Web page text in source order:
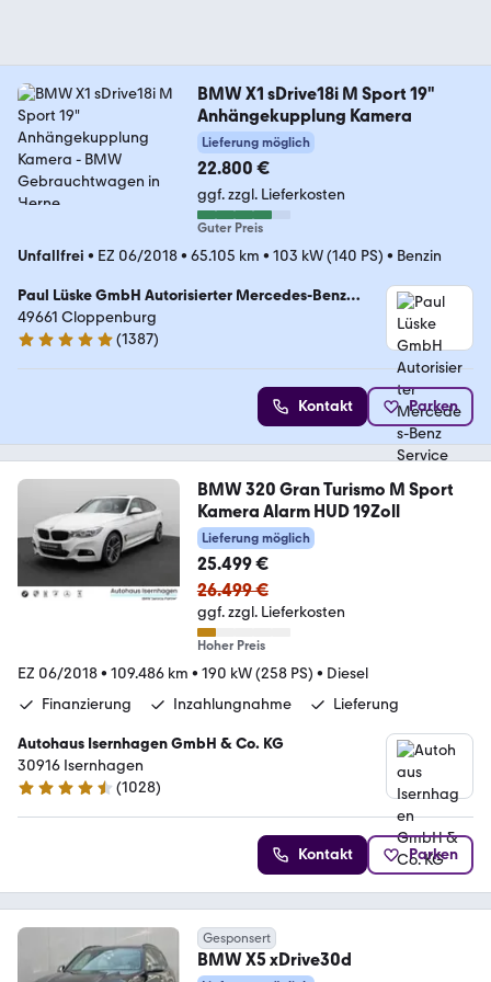
BMW X1 sDrive18i M Sport 19"
Anhängekupplung Kamera
Lieferung möglich
22.800 €
ggf. zzgl. Lieferkosten
Guter Preis
Unfallfrei • EZ 06/2018• 65.105 km • 103 kW (140 PS) • Benzin
Paul Lüske GmbH Autorisierter Mercedes-Benz
Service & Junge Sterne Verkauf
49661 Cloppenburg
4.9 Sterne
(1387)
Kontakt Parken
BMW 320 Gran Turismo M Sport
Kamera Alarm HUD 19Zoll
Lieferung möglich
25.499 €
26.499 €
ggf. zzgl. Lieferkosten
Hoher Preis
EZ 06/2018• 109.486 km • 190 kW (258 PS) • Diesel
Finanzierung
Inzahlungnahme Lieferung
Autohaus Isernhagen GmbH & Co. KG
30916 Isernhagen
4.5 Sterne
(1028)
Kontakt Parken
Gesponsert
BMW X5 xDrive30d